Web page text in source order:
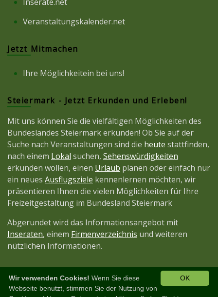
Veranstaltungskalender.net
Jetzt Mitmachen
Ihre Möglichkeitein bei uns!
Steiermark - Jetzt Erkunden und Erleben!
Mit uns können Sie die vielfältigen Möglichkeiten des
Bundeslandes Steiermark erkunden! Ob Sie auf der
Suche nach Veranstaltungen sind die heute stattfinden,
nach einem Lokal suchen, Sehenswürdigkeiten
erkunden wollen, einen Urlaub planen oder einfach nur
ein neues Ausflugsziele kennenlernen möchten, wir
präsentieren Ihnen die vielen Möglichkeiten für Ihre
Freizeitgestaltung im Bundesland Steiermark
Abgerundet wird das Informationsangebot mit
Inseraten, einem Firmenverzeichnis und weiteren
nützlichen Informationen.
Diese Seite ist ein Projekt derJetztMedien.com OK
Wir verwenden Cookies! Wenn Sie diese
Webseite benutzt, stimmen Sie der Nutzung von